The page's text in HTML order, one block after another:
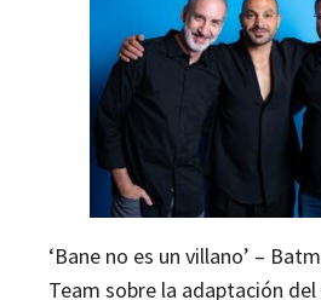
‘Bane no es un villano’ –
Team sobre la adaptación